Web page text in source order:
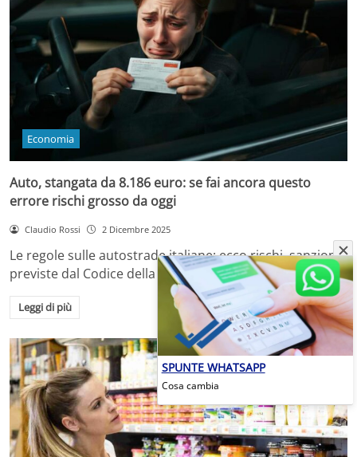
Economia
Auto, stangata da 8.186 euro: se fai ancora questo
errore rischi grosso da oggi
Claudio Rossi 2 Dicembre 2025
Le regole sulle autostrade italiane: ecco rischi, sanzioni
previste dal Codice della Strada e come…
Leggi di più
SPUNTE WHATSAPP
Cosa cambia